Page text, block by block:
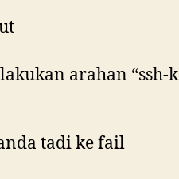
arahan “ssh-
tadi ke fail